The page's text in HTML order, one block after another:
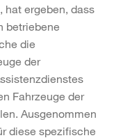
hat ergeben, dass
betriebene
die
der
Fahrzeuge der
Ausgenommen
diese spezifische